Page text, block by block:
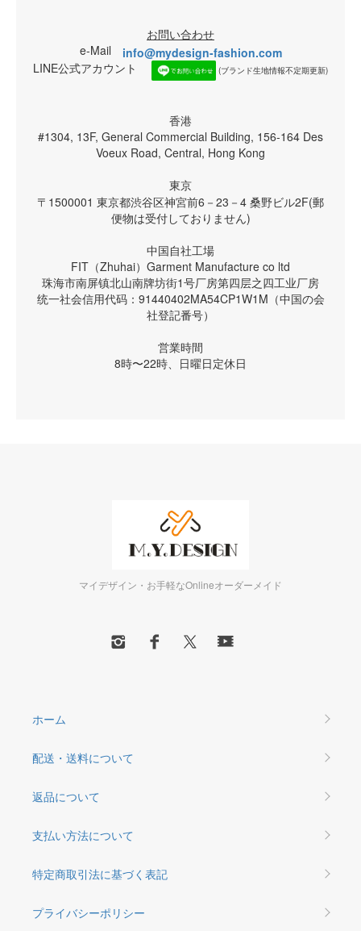
お問い合わせ
e-Mail info@mydesign-fashion.com
LINE公式アカウント
(ブランド生地情報不定期更新)
香港
#1304, 13F, General Commercial Building, 156-164 Des
Voeux Road, Central, Hong Kong
東京
〒1500001 東京都渋谷区神宮前6－23－4 桑野ビル2F(郵
便物は受付しておりません)
中国自社工場
FIT（Zhuhai）Garment Manufacture co ltd
珠海市南屏镇北山南牌坊街1号厂房第四层之四工业厂房
统一社会信用代码：91440402MA54CP1W1M（中国の会
社登記番号）
営業時間
8時〜22時、日曜日定休日
マイデザイン・お手軽なOnlineオーダーメイド
ホーム
配送・送料について
返品について
支払い方法について
特定商取引法に基づく表記
プライバシーポリシー